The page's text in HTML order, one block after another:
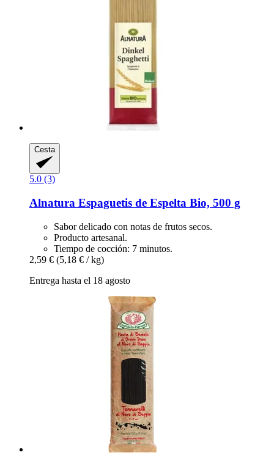
Cesta
5.0 (3)
Alnatura Espaguetis de Espelta Bio, 500 g
Sabor delicado con notas de frutos secos.
Producto artesanal.
Tiempo de cocción: 7 minutos.
2,59 € (5,18 € / kg)
Entrega hasta el 18 agosto